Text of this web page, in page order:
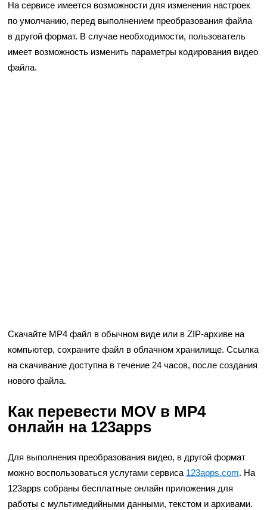
На сервисе имеется возможности для изменения настроек
по умолчанию, перед выполнением преобразования файла
в другой формат. В случае необходимости, пользователь
имеет возможность изменить параметры кодирования видео
файла.
Скачайте MP4 файл в обычном виде или в ZIP-архиве на
компьютер, сохраните файл в облачном хранилище. Ссылка
на скачивание доступна в течение 24 часов, после создания
нового файла.
Как перевести MOV в MP4
онлайн на 123apps
Для выполнения преобразования видео, в другой формат
можно воспользоваться услугами сервиса 123apps.com. На
123apps собраны бесплатные онлайн приложения для
работы с мультимедийными данными, текстом и архивами.